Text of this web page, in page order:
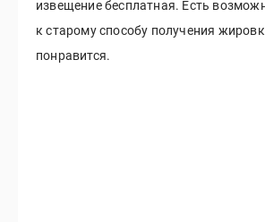
извещение бесплатная. Есть
к старому способу получения
понравится.